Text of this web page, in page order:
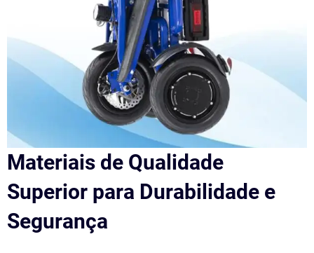
Materiais de Qualidade
Superior para Durabilidade e
Segurança